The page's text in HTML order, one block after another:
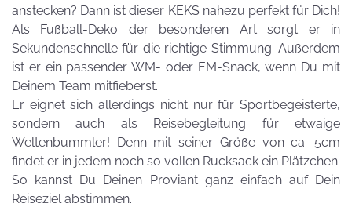
anstecken? Dann ist dieser KEKS nahezu perfekt für Dich!
Als Fußball-Deko der besonderen Art sorgt er in
Sekundenschnelle für die richtige Stimmung. Außerdem
ist er ein passender WM- oder EM-Snack, wenn Du mit
Deinem Team mitfieberst.
Er eignet sich allerdings nicht nur für Sportbegeisterte,
sondern auch als Reisebegleitung für etwaige
Weltenbummler! Denn mit seiner Größe von ca. 5cm
findet er in jedem noch so vollen Rucksack ein Plätzchen.
So kannst Du Deinen Proviant ganz einfach auf Dein
Reiseziel abstimmen.